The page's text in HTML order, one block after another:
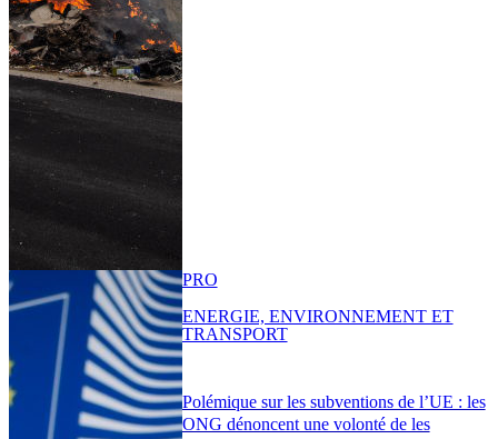
Polémique sur les subventions de l’UE : les
ONG dénoncent une volonté de les
PRO
ENERGIE, ENVIRONNEMENT ET
TRANSPORT